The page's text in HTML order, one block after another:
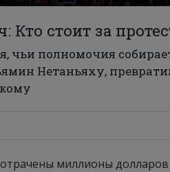
стоит за
чьи полномочия
Нетаньяху,
миллионы долларов